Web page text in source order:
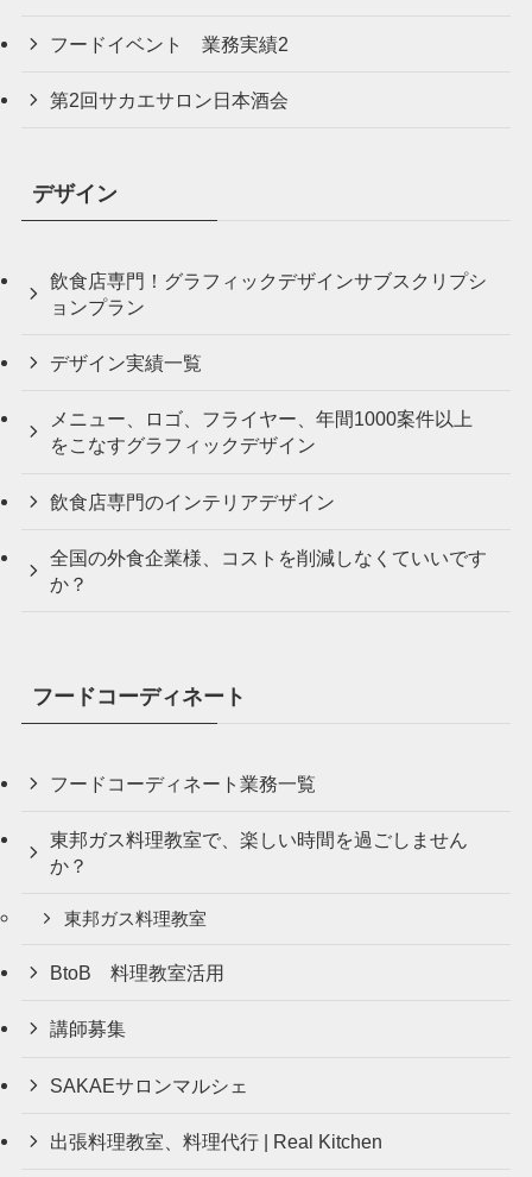
フードイベント 業務実績2
第2回サカエサロン日本酒会
デザイン
飲食店専門！グラフィックデザインサブスクリプシ
ョンプラン
デザイン実績一覧
メニュー、ロゴ、フライヤー、年間1000案件以上
をこなすグラフィックデザイン
飲食店専門のインテリアデザイン
全国の外食企業様、コストを削減しなくていいです
か？
フードコーディネート
フードコーディネート業務一覧
東邦ガス料理教室で、楽しい時間を過ごしません
か？
東邦ガス料理教室
BtoB 料理教室活用
講師募集
SAKAEサロンマルシェ
出張料理教室、料理代行 | Real Kitchen